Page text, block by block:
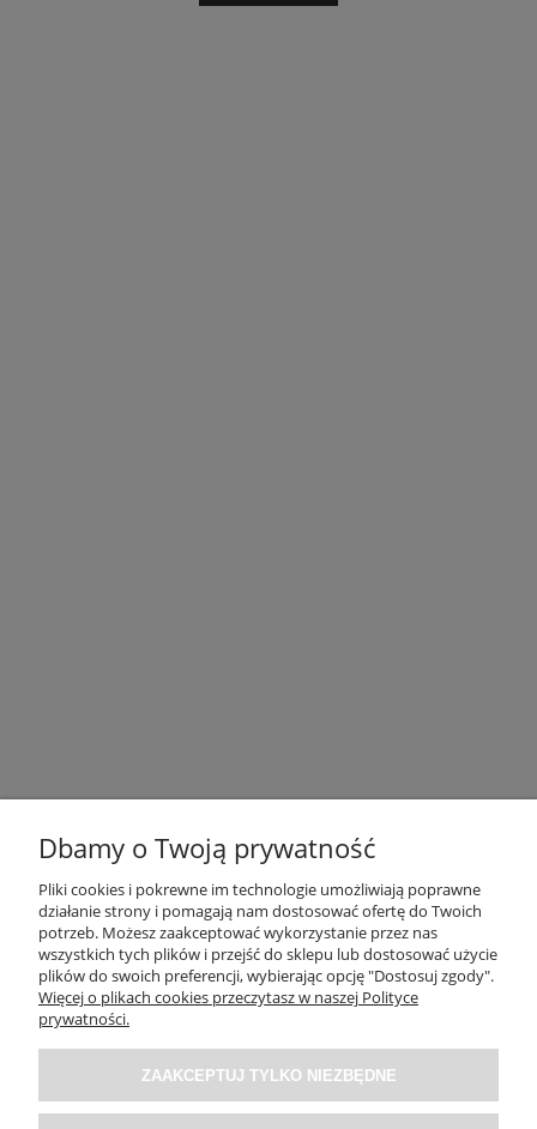
OBSŁUGA KLIENTA
O NAS / INFORMACJE
MOJE KONTO
Dbamy o Twoją prywatność
Pliki cookies i pokrewne im technologie umożliwiają poprawne
działanie strony i pomagają nam dostosować ofertę do Twoich
potrzeb. Możesz zaakceptować wykorzystanie przez nas
wszystkich tych plików i przejść do sklepu lub dostosować użycie
plików do swoich preferencji, wybierając opcję "Dostosuj zgody".
Więcej o plikach cookies przeczytasz w naszej Polityce
prywatności.
ZAAKCEPTUJ TYLKO NIEZBĘDNE